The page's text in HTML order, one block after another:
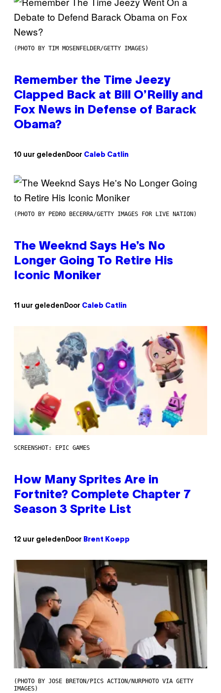
(PHOTO BY TIM MOSENFELDER/GETTY IMAGES)
Remember the Time Jeezy
Clapped Back at Bill O’Reilly and
Fox News in Defense of Barack
Obama?
10 uur geleden Door Caleb Catlin
(PHOTO BY PEDRO BECERRA/GETTY IMAGES FOR LIVE NATION)
The Weeknd Says He’s No
Longer Going To Retire His
Iconic Moniker
11 uur geleden Door Caleb Catlin
SCREENSHOT: EPIC GAMES
How Many Sprites Are in
Fortnite? Complete Chapter 7
Season 3 Sprite List
12 uur geleden Door Brent Koepp
(PHOTO BY JOSE BRETON/PICS ACTION/NURPHOTO VIA GETTY
IMAGES)